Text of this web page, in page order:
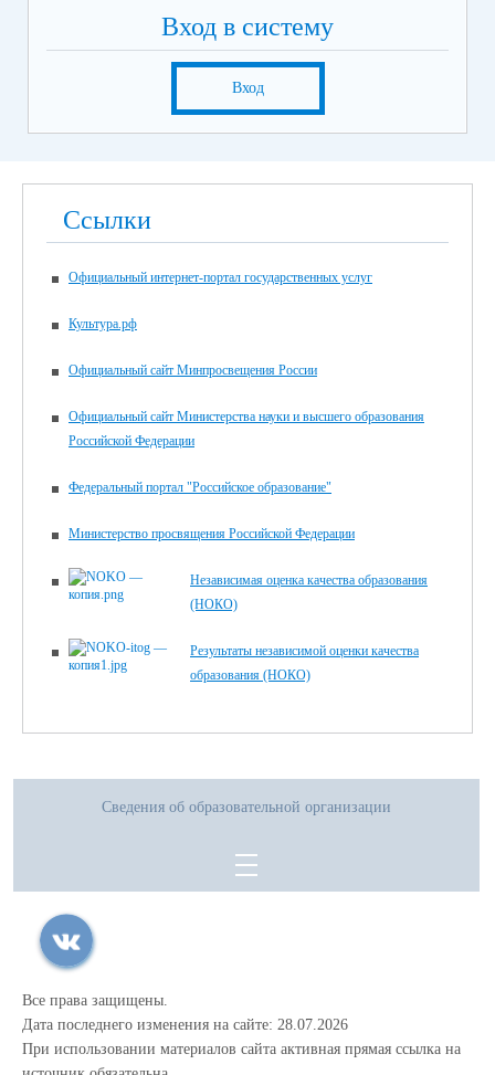
Вход в систему
Вход
Ссылки
Официальный интернет-портал государственных услуг
Культура.рф
Официальный сайт Минпросвещения России
Официальный сайт Министерства науки и высшего образования
Российской Федерации
Федеральный портал "Российское образование"
Министерство просвящения Российской Федерации
Независимая оценка качества образования
(НОКО)
Результаты независимой оценки качества
образования (НОКО)
Сведения об образовательной организации
Все права защищены.
Дата последнего изменения на сайте: 28.07.2026
При использовании материалов сайта активная прямая ссылка на